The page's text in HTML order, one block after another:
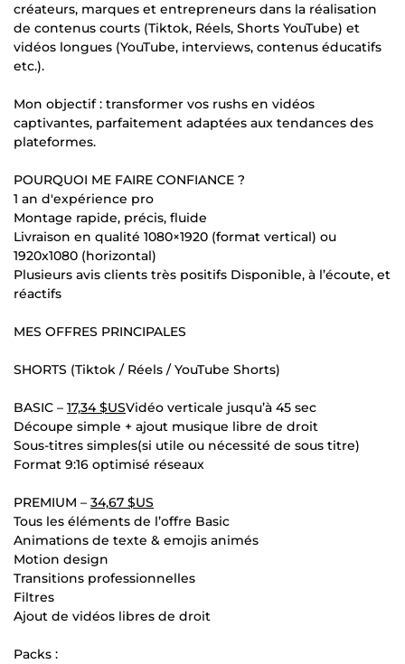
créateurs, marques et entrepreneurs dans la réalisation
de contenus courts (Tiktok, Réels, Shorts YouTube) et
vidéos longues (YouTube, interviews, contenus éducatifs
etc.).
Mon objectif : transformer vos rushs en vidéos
captivantes, parfaitement adaptées aux tendances des
plateformes.
POURQUOI ME FAIRE CONFIANCE ?
1 an d'expérience pro
Montage rapide, précis, fluide
Livraison en qualité 1080×1920 (format vertical) ou
1920x1080 (horizontal)
Plusieurs avis clients très positifs Disponible, à l’écoute, et
réactifs
MES OFFRES PRINCIPALES
SHORTS (Tiktok / Réels / YouTube Shorts)
BASIC – 17,34 $USVidéo verticale jusqu’à 45 sec
Découpe simple + ajout musique libre de droit
Sous-titres simples(si utile ou nécessité de sous titre)
Format 9:16 optimisé réseaux
PREMIUM – 34,67 $US
Tous les éléments de l’offre Basic
Animations de texte & emojis animés
Motion design
Transitions professionnelles
Filtres
Ajout de vidéos libres de droit
Packs :